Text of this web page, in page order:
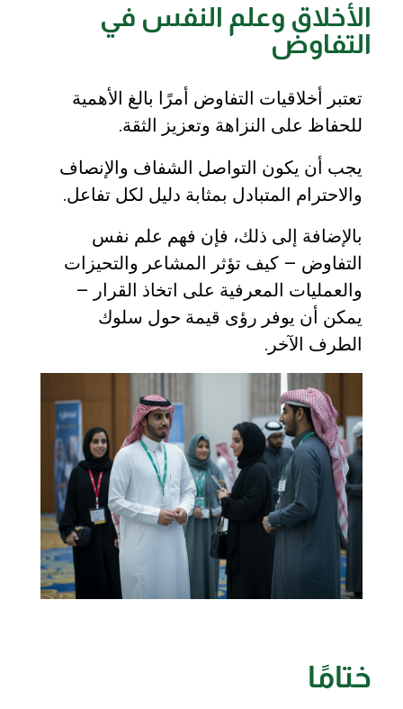
الأخلاق وعلم النفس في
التفاوض
تعتبر أخلاقيات التفاوض أمرًا بالغ الأهمية
للحفاظ على النزاهة وتعزيز الثقة.
يجب أن يكون التواصل الشفاف والإنصاف
والاحترام المتبادل بمثابة دليل لكل تفاعل.
بالإضافة إلى ذلك، فإن فهم علم نفس
التفاوض – كيف تؤثر المشاعر والتحيزات
والعمليات المعرفية على اتخاذ القرار –
يمكن أن يوفر رؤى قيمة حول سلوك
الطرف الآخر.
ختامًا